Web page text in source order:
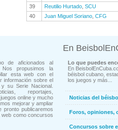
39
Reutilio Hurtado SCU
40
Juan Miguel Soriano CFG
de aficionados al
Nos propusimos la
esta web con el
información sobre el
su Serie Nacional.
reportajes,
online y mucho
mejorar y ampliar
publicaremos
como concursos
En
Lo que puedes
En
béisbol cubano,
los juegos y más...
Noticias del
Foros, opiniones,
Concursos sobre